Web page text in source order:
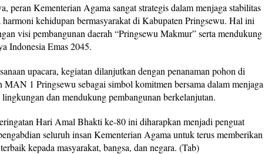
peran Kementerian Agama sangat strategis dalam menjaga stabilitas
harmoni kehidupan bermasyarakat di Kabupaten Pringsewu. Hal ini
visi pembangunan daerah “Pringsewu Makmur” serta mendukung
Indonesia Emas 2045.
upacara, kegiatan dilanjutkan dengan penanaman pohon di
MAN 1 Pringsewu sebagai simbol komitmen bersama dalam menjaga
lingkungan dan mendukung pembangunan berkelanjutan.
Hari Amal Bhakti ke-80 ini diharapkan menjadi penguat
seluruh insan Kementerian Agama untuk terus memberikan
kepada masyarakat, bangsa, dan negara. (Tab)